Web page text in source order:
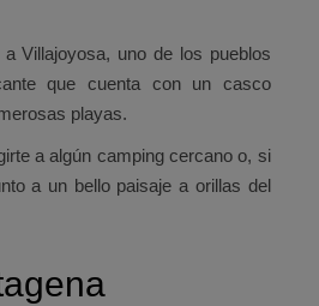
Villajoyosa, uno de los pueblos
que cuenta con un casco
playas.
a algún camping cercano o, si
a un bello paisaje a orillas del